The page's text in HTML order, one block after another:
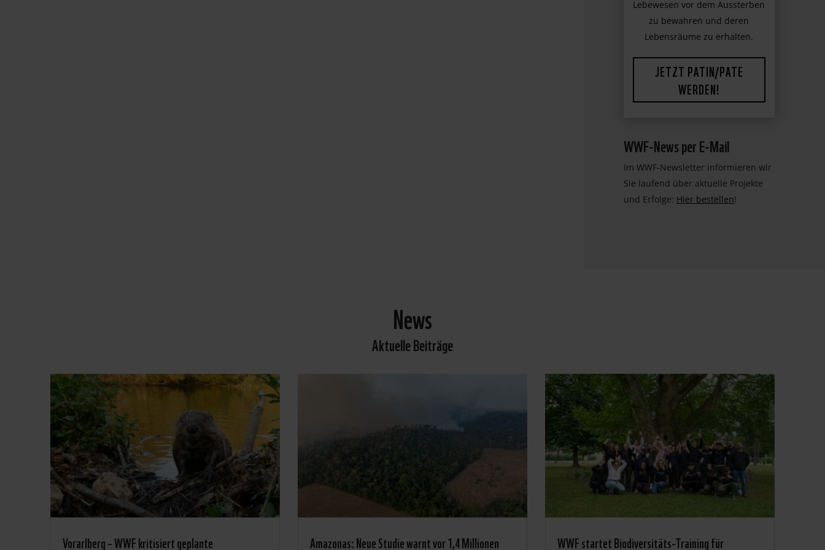
dabei, faszinierende
Lebewesen vor dem Aussterben
zu bewahren und deren
Lebensräume zu erhalten.
JETZT PATIN/PATE
WWF-News per E-Mail
Im WWF-Newsletter informieren wir
Sie laufend über aktuelle Projekte
und Erfolge: Hier bestellen!
News
Aktuelle Beiträge
Vorarlberg – WWF kritisiert geplante Amazonas: Neue Studie warnt vor 1,4 Millionen WWF startet Biodiversitäts-Training für